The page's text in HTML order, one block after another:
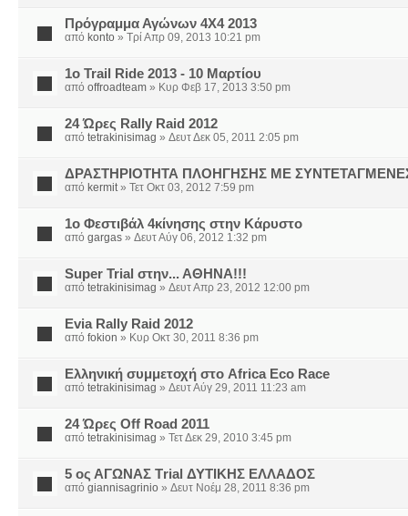
Πρόγραμμα Αγώνων 4Χ4 2013
από konto » Τρί Απρ 09, 2013 10:21 pm
1o Trail Ride 2013 - 10 Μαρτίου
από offroadteam » Κυρ Φεβ 17, 2013 3:50 pm
24 Ώρες Rally Raid 2012
από tetrakinisimag » Δευτ Δεκ 05, 2011 2:05 pm
ΔΡΑΣΤΗΡΙΟΤΗΤΑ ΠΛΟΗΓΗΣΗΣ ΜΕ
από kermit» Τετ Οκτ 03, 2012 7:59 pm
1o Φεστιβάλ 4κίνησης στην Κάρυστο
από gargas » Δευτ Αύγ 06, 2012 1:32 pm
Super Trial στην... ΑΘΗΝΑ!!!
από tetrakinisimag » Δευτ Απρ 23, 2012 12:00 pm
Evia Rally Raid 2012
από fokion » Κυρ Οκτ 30, 2011 8:36 pm
Ελληνική συμμετοχή στο Africa Eco Race
από tetrakinisimag » Δευτ Αύγ 29, 2011 11:23 am
24 Ώρες Off Road 2011
από tetrakinisimag » Τετ Δεκ 29, 2010 3:45 pm
5 ος ΑΓΩΝΑΣ Τrial ΔΥΤΙΚΗΣ ΕΛΛΑΔΟΣ
από giannisagrinio » Δευτ Νοέμ 28, 2011 8:36 pm